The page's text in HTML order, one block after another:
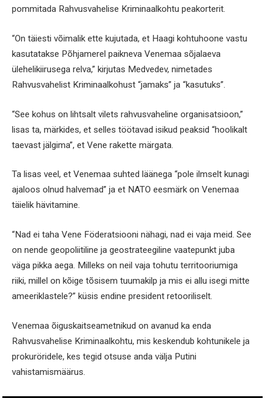
pommitada Rahvusvahelise Kriminaalkohtu peakorterit.
“On täiesti võimalik ette kujutada, et Haagi kohtuhoone vastu
kasutatakse Põhjamerel paikneva Venemaa sõjalaeva
ülehelikiirusega relva,” kirjutas Medvedev, nimetades
Rahvusvahelist Kriminaalkohust “jamaks” ja “kasutuks”.
“See kohus on lihtsalt vilets rahvusvaheline organisatsioon,”
lisas ta, märkides, et selles töötavad isikud peaksid “hoolikalt
taevast jälgima”, et Vene rakette märgata.
Ta lisas veel, et Venemaa suhted läänega “pole ilmselt kunagi
ajaloos olnud halvemad” ja et NATO eesmärk on Venemaa
täielik hävitamine.
“Nad ei taha Vene Föderatsiooni nähagi, nad ei vaja meid. See
on nende geopoliitiline ja geostrateegiline vaatepunkt juba
väga pikka aega. Milleks on neil vaja tohutu territooriumiga
riiki, millel on kõige tõsisem tuumakilp ja mis ei allu isegi mitte
ameeriklastele?” küsis endine president retooriliselt.
Venemaa õiguskaitseametnikud on avanud ka enda
Rahvusvahelise Kriminaalkohtu, mis keskendub kohtunikele ja
prokuröridele, kes tegid otsuse anda välja Putini
vahistamismäärus.